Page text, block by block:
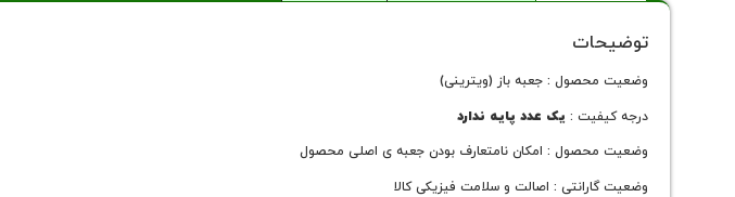
توضیحات
وضعیت محصول : جعبه باز (ویترینی)
درجه کیفیت : یک عدد پایه ندارد
وضعیت محصول : امکان نامتعارف بودن جعبه ی اصلی محصول
وضعیت گارانتی : اصالت و سلامت فیزیکی کالا